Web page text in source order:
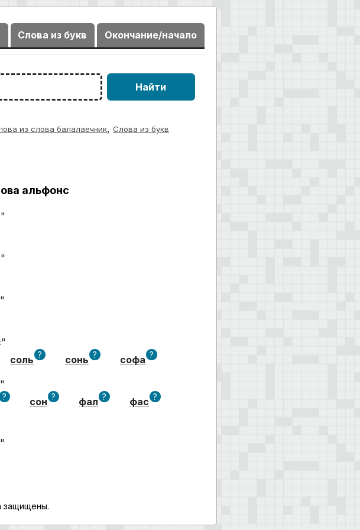
Слова из букв Окончание/начало
Найти
из слова балалаечник, Слова из букв
альфонс
соль ? сонь ? софа ?
? сон ? фал ? фас ?
защищены.